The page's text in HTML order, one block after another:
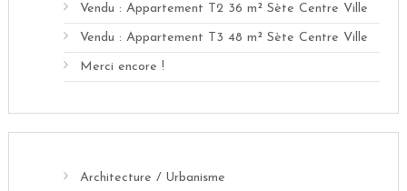
Vendu : Appartement T2 36 m² Sète Centre Ville
Vendu : Appartement T3 48 m² Sète Centre Ville
Merci encore !
Architecture / Urbanisme